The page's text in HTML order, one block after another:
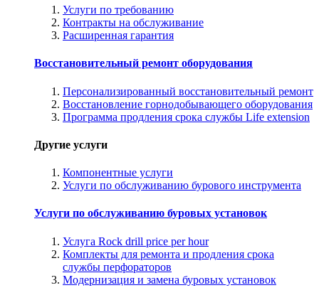
Услуги по требованию
Контракты на обслуживание
Расширенная гарантия
Восстановительный ремонт оборудования
Персонализированный восстановительный ремонт
Восстановление горнодобывающего оборудования
Программа продления срока службы Life extension
Другие услуги
Компонентные услуги
Услуги по обслуживанию бурового инструмента
Услуги по обслуживанию буровых установок
Услуга Rock drill price per hour
Комплекты для ремонта и продления срока
службы перфораторов
Модернизация и замена буровых установок